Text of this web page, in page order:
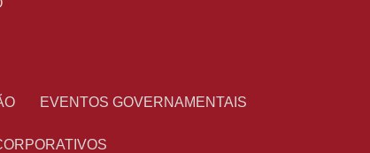
EVENTOS GOVERNAMENTAIS